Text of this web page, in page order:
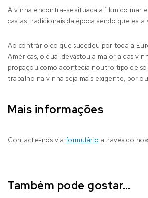
A vinha encontra-se situada a 1 km do mar
castas tradicionais da época sendo que
Ao contrário do que sucedeu por toda a
Américas, o qual devastou a maioria das
propagou como acontecia noutro tipo de
trabalho na vinha seja mais exigente, por
Mais informações
Contacte-nos via formulário através do
Também pode gostar…